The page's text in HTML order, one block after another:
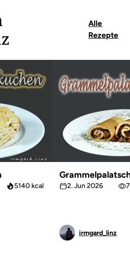
Alle
Rezepte
5140 kcal 2. Jun 2026
irmgard_linz